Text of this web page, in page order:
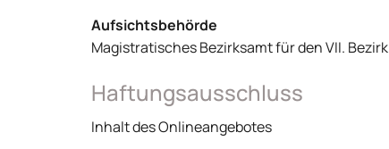
Aufsichtsbehörde
Magistratisches Bezirksamt für den VII. Bezirk
Haftungsausschluss
Inhalt des Onlineangebotes